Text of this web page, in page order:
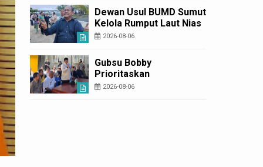
Diperbaiki
Dewan Usul BUMD Sumut
Kelola Rumput Laut Nias
Utara dari Hulu ke Hilir
2026-08-06
Gubsu Bobby
Prioritaskan
Infrastruktur Nias Utara,
2026-08-06